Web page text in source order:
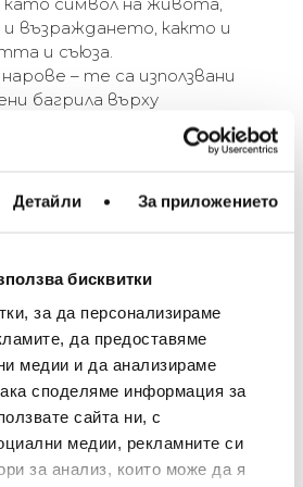
Детайли За приложението
бисквитки
за да персонализираме
да предоставяме
медии и да анализираме
споделяме информация за
сайта ни, с
медии, рекламните си
за анализ, които може да я
възраждането, както и
и съюза.
– те са използвани
багрила върху
по които съм пълзял
важна съставка в
всяка сутрин се
– Michael Aram
Pomegranate Collection
from one of the most
symbols in the world. The
across the globe, across
as well as fertility and
МЕБЕЛИ ЗА ДОМА И
ЗА МАСАТА
ТЕКСТИЛ ЗА ДОМА
АРОМАТИ ЗА ДОМА
ИЗКУСТВО И КНИГИ
BACCARAT
TOM DIXON
MICHAEL ARAM
ASSOULINE
SELETTI